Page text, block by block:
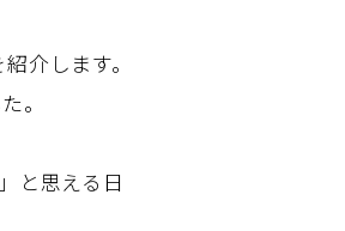
紹介します。
。
と思える日